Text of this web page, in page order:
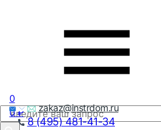
zakaz@instrdom.ru
8 (495) 481-41-34
0
0₽